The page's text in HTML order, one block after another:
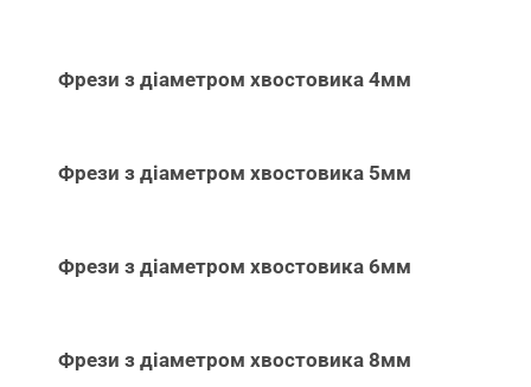
Фрези з діаметром хвостовика 4мм
Фрези з діаметром хвостовика 5мм
Фрези з діаметром хвостовика 6мм
Фрези з діаметром хвостовика 8мм